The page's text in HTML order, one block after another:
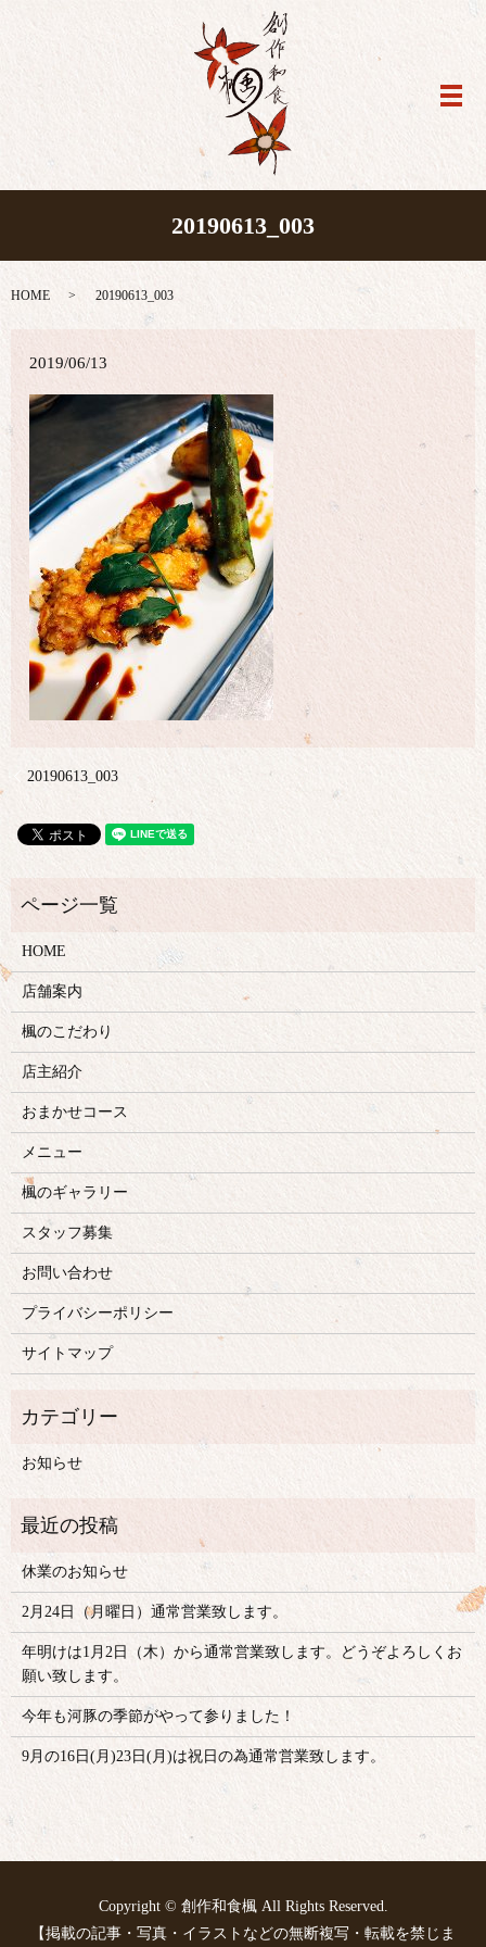
メ
20190613_003
HOME 20190613_003
2019/06/13
20190613_003
HOME
店舗案内
楓のこだわり
店主紹介
おまかせコース
メニュー
楓のギャラリー
スタッフ募集
お問い合わせ
プライバシーポリシー
サイトマップ
お知らせ
休業のお知らせ
2月24日（月曜日）通常営業致します。
年明けは1月2日（木）から通常営業致します。どうぞよろしくお
願い致します。
今年も河豚の季節がやって参りました！
9月の16日(月)23日(月)は祝日の為通常営業致します。
Copyright © 創作和食楓 All Rights Reserved.
【掲載の記事・写真・イラストなどの無断複写・転載を禁じま